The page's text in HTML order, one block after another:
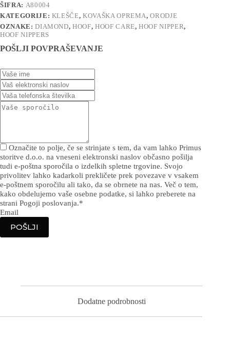
ŠIFRA: A80004
KATEGORIJE: KLEŠČE,KOVAŠKA OPREMA,ORODJE
OZNAKE:DIAMOND,HOOF, HOOF CARE,HOOF NIPPER,
HOOF NIPPERS
POŠLJI POVPRAŠEVANJE
Označite to polje, če se strinjate s tem, da vam lahko Primus
storitve d.o.o. na vneseni elektronski naslov občasno pošilja
tudi e-poštna sporočila o izdelkih spletne trgovine. Svojo
privolitev lahko kadarkoli prekličete prek povezave v vsakem
e-poštnem sporočilu ali tako, da se obrnete na nas. Več o tem,
kako obdelujemo vaše osebne podatke, si lahko preberete na
strani Pogoji poslovanja.*
Email
POŠLJI
Dodatne podrobnosti